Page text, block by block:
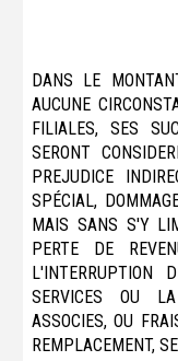
DANS LE
AUCUNE
FILIALES, SES
SERONT
PREJUDICE
SPÉCIAL,
MAIS SANS S'Y
PERTE DE
L'INTERRUPTION
SERVICES OU
ASSOCIES, OU
REMPLACEMENT,